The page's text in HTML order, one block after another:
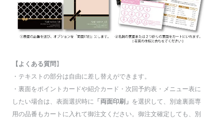
【よくある質問 】
・テキストの部分は自由に差し替えができます。
・裏面をポイントカードや紹介カード・次回予約表・メニュー表に
したい場合は、表面選択時に 「両面印刷」 を選択して、別途裏面専
用の品番もカートに入れて御注文ください。御注文確定しても、別